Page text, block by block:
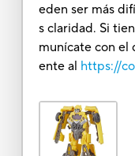
eden ser más
s claridad. Si
munícate con el
ente al https://